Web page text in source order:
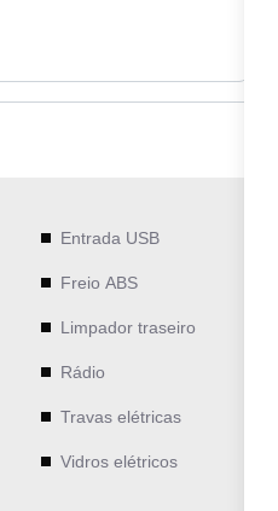
Entrada USB
Freio ABS
Limpador traseiro
Rádio
Travas elétricas
Vidros elétricos